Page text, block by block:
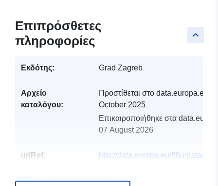
keyboard_arrow_up
Επιπρόσθετες
πληροφορίες
Εκδότης: Grad Zagreb
Αρχείο
καταλόγου:
Προστίθεται στο data.europa.eu:
October 2025
Επικαιροποιήθηκε στα
07 August 2026
uriRef:
http://data.europa.eu/88u/dataset/